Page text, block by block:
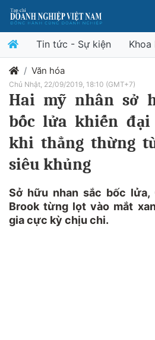
Tin tức - Sự kiện
Văn hóa
Chủ Nhật, 22/09/2019, 18:10 (GMT+7)
Hai mỹ nhân sở
bốc lửa khiến
khi thẳng thừng
siêu khủng
Sở hữu nhan sắc bốc lửa,
Brook từng lọt vào mắt
gia cực kỳ chịu chi.